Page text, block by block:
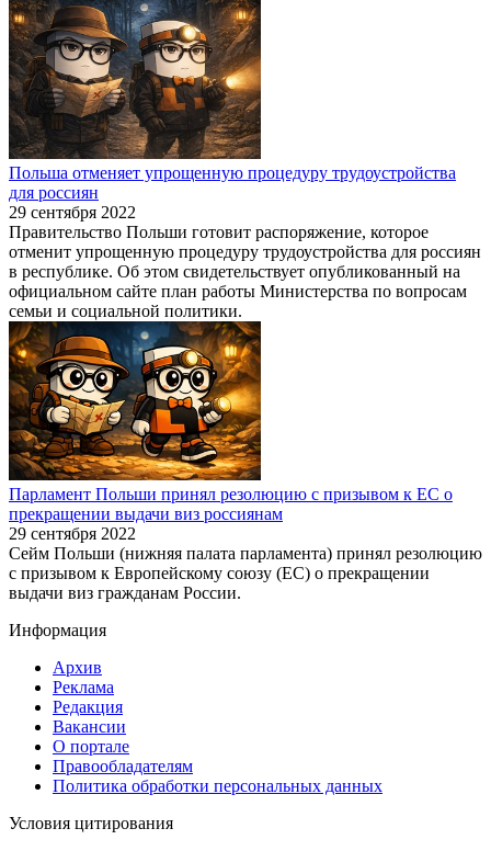
Польша отменяет упрощенную процедуру трудоустройства
для россиян
29 сентября 2022
Правительство Польши готовит распоряжение, которое
отменит упрощенную процедуру трудоустройства для россиян
в республике. Об этом свидетельствует опубликованный на
официальном сайте план работы Министерства по вопросам
семьи и социальной политики.
Парламент Польши принял резолюцию с призывом к ЕС о
прекращении выдачи виз россиянам
29 сентября 2022
Сейм Польши (нижняя палата парламента) принял резолюцию
с призывом к Европейскому союзу (ЕС) о прекращении
выдачи виз гражданам России.
Информация
Архив
Реклама
Редакция
Вакансии
О портале
Правообладателям
Политика обработки персональных данных
Условия цитирования